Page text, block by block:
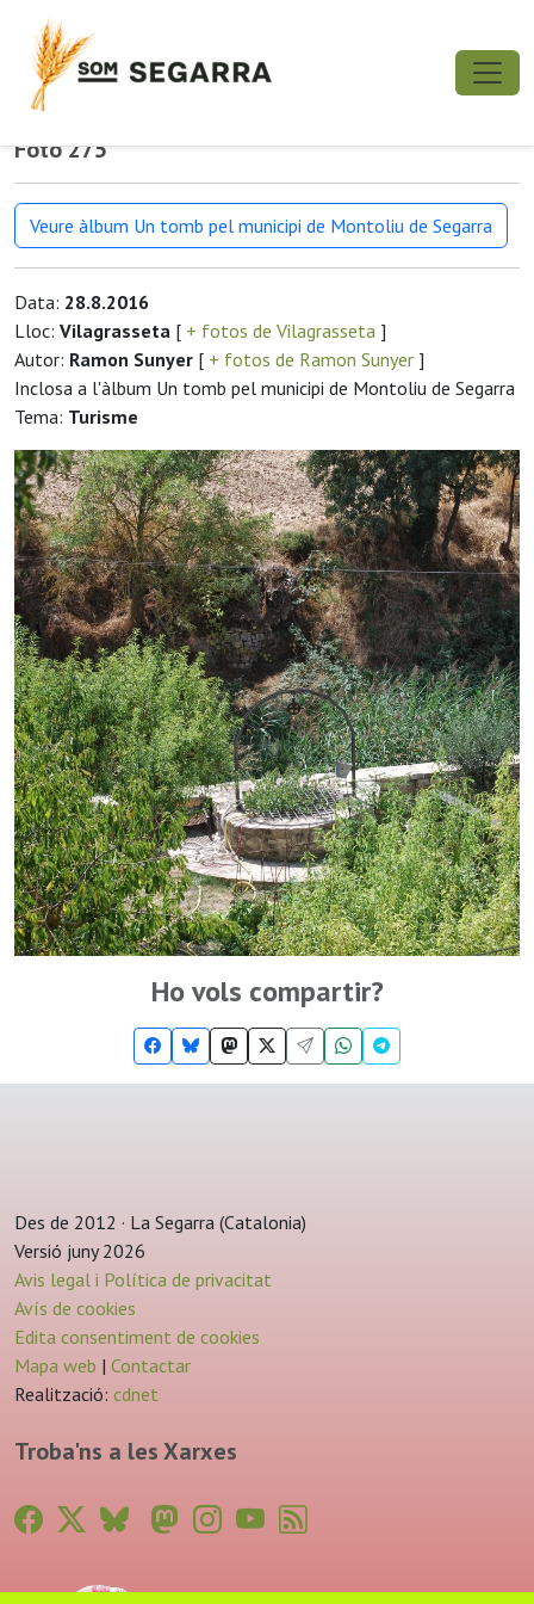
Foto 275
Veure àlbum Un tomb pel municipi de Montoliu de Segarra
Data: 28.8.2016
Lloc: Vilagrasseta [ + fotos de Vilagrasseta ]
Autor: Ramon Sunyer [ + fotos de Ramon Sunyer ]
Inclosa a l'àlbum Un tomb pel municipi de Montoliu de Segarra
Tema: Turisme
Ho vols compartir?
Des de 2012 · La Segarra (Catalonia)
Versió juny 2026
Avis legal i Política de privacitat
Avís de cookies
Edita consentiment de cookies
Mapa web | Contactar
Realització: cdnet
Troba'ns a les Xarxes